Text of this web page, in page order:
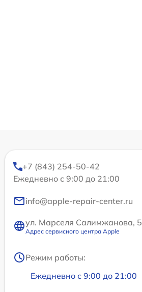
+7 (843) 254-50-42
Ежедневно с 9:00 до 21:00
info@apple-repair-center.ru
ул. Марселя Салимжанова, 5
Адрес сервисного центра Apple
Режим работы:
Ежедневно с 9:00 до 21:00